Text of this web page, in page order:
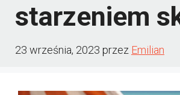
starzeniem
23 września, 2023 przez Emilian